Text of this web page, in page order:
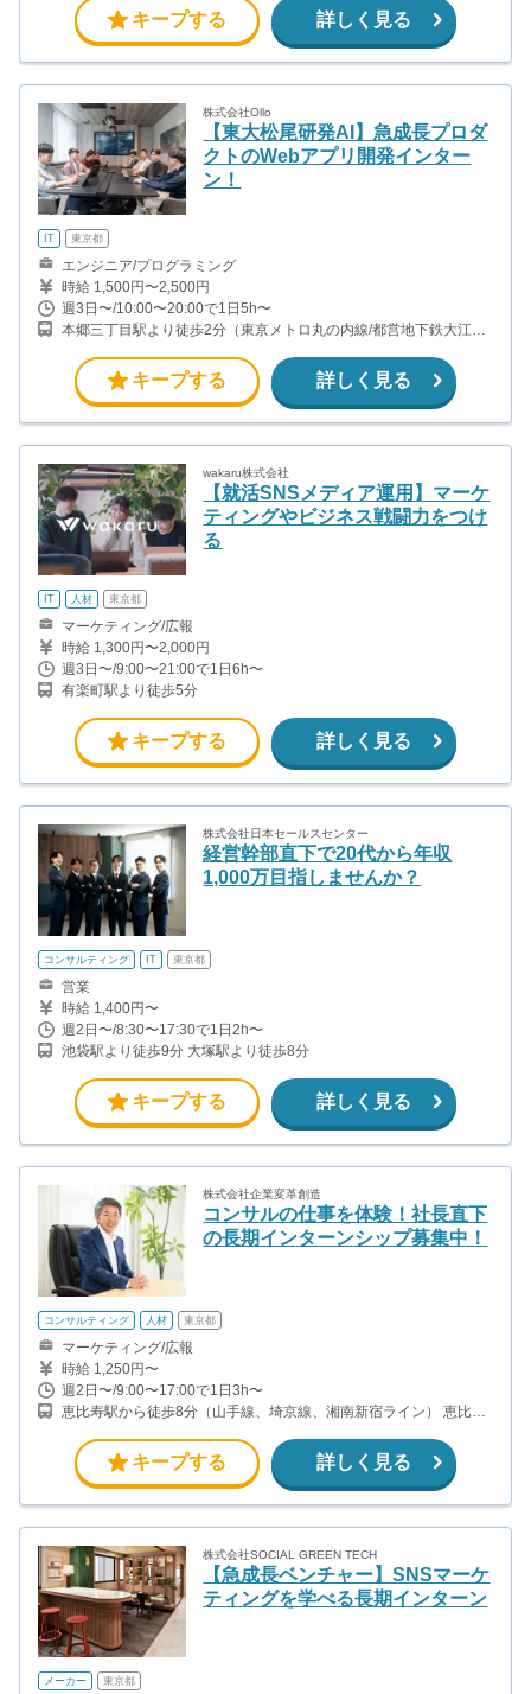
新宿線、京王新線)
キープする 詳しく見る
株式会社Ollo
【東大松尾研発AI】急成長プロダ
クトのWebアプリ開発インター
ン！
IT 東京都
エンジニア/プログラミング
時給 1,500円〜2,500円
週3日〜/10:00〜20:00で1日5h〜
本郷三丁目駅より徒歩2分（東京メトロ丸の内線/都営地下鉄大江戸
キープする 詳しく見る
wakaru株式会社
【就活SNSメディア運用】マーケ
ティングやビジネス戦闘力をつけ
る
IT 人材 東京都
マーケティング/広報
時給 1,300円〜2,000円
週3日〜/9:00〜21:00で1日6h〜
有楽町駅より徒歩5分
キープする 詳しく見る
株式会社日本セールスセンター
経営幹部直下で20代から年収
1,000万目指しませんか？
コンサルティング IT 東京都
営業
時給 1,400円〜
週2日〜/8:30〜17:30で1日2h〜
池袋駅より徒歩9分 大塚駅より徒歩8分
キープする 詳しく見る
株式会社企業変革創造
コンサルの仕事を体験！社長直下
の長期インターンシップ募集中！
コンサルティング 人材 東京都
マーケティング/広報
時給 1,250円〜
週2日〜/9:00〜17:00で1日3h〜
恵比寿駅から徒歩8分（山手線、埼京線、湘南新宿ライン） 恵比寿
キープする 詳しく見る
株式会社SOCIAL GREEN TECH
【急成長ベンチャー】SNSマーケ
ティングを学べる長期インターン
メーカー 東京都